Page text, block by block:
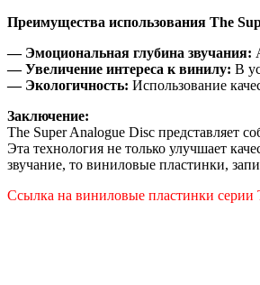
Преимущества использования The
— Эмоциональная глубина звучания:
— Увеличение интереса к винилу: В
— Экологичность: Использование
Заключение:
The Super Analogue Disc представляет
Эта технология не только улучшает
звучание, то виниловые пластинки,
Ссылка на виниловые пластинки серии